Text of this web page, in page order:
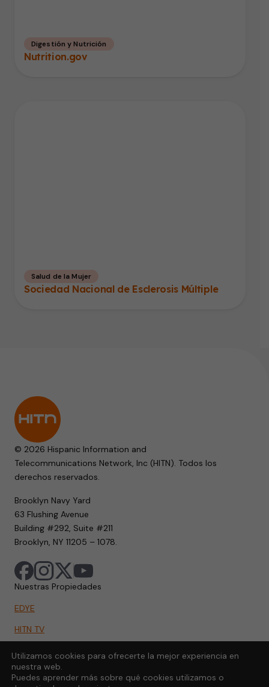
Digestión y Nutrición
Nutrition.gov
Salud de la Mujer
Sociedad Nacional de Esclerosis Múltiple
© 2026 Hispanic Information and
Telecommunications Network, Inc (HITN). Todos los
derechos reservados.
Brooklyn Navy Yard
63 Flushing Avenue
Building #292, Suite #211
Brooklyn, NY 11205 – 1078.
Nuestras Propiedades
EDYE
HITN TV
HITN.ORG
HITN GO
Utilizamos cookies para ofrecerte la mejor experiencia en
nuestra web.
Puedes aprender más sobre qué cookies utilizamos o